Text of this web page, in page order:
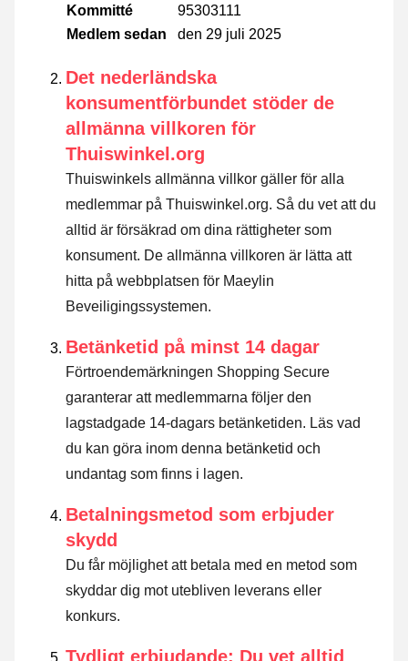
Kommitté
95303111
Medlem sedan
den 29 juli 2025
Det nederländska
konsumentförbundet stöder de
allmänna villkoren för
Thuiswinkel.org
Thuiswinkels allmänna villkor gäller för alla
medlemmar på Thuiswinkel.org. Så du vet att du
alltid är försäkrad om dina rättigheter som
konsument. De allmänna villkoren är lätta att
hitta på webbplatsen för Maeylin
Beveiligingssystemen.
Betänketid på minst 14 dagar
Förtroendemärkningen Shopping Secure
garanterar att medlemmarna följer den
lagstadgade 14-dagars betänketiden. Läs vad
du kan göra inom denna betänketid och
undantag som finns i lagen.
Betalningsmetod som erbjuder
skydd
Du får möjlighet att betala med en metod som
skyddar dig mot utebliven leverans eller
konkurs.
Tydligt erbjudande: Du vet alltid